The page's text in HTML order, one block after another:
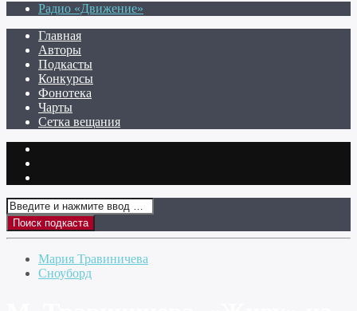
Радио «Движение»
Главная
Авторы
Подкасты
Конкурсы
Фонотека
Чарты
Сетка вещания
Мария Травиничева
Сноуборд